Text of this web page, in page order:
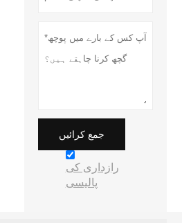
جمع کرائیں
رازداری کی
پالیسی